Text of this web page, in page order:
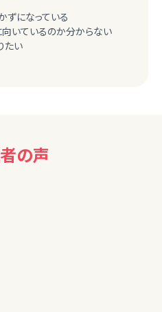
ずになっている
向いているのか分からない
たい
の声